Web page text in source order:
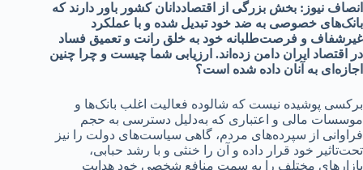
انصاف نیوز: بخش بزرگی از اقتصاددانان کشور باور دارند که
بانک‌های خصوصی به ضد خود تبدیل شده و با عملکرد
غیرشفاف و فرصت‌طلبانه خود به خلق رانت و تعمیق فساد
در اقتصاد ایران دامن زده‌اند. ارزیابی شما چیست و چرا چنین
اجازه‌ای به آنان داده شده است؟
برکسی پوشیده نیست که شالوده فعالیت اغلب بانک‌ها و
موسسات مالی و اعتباری که به‌دلیل دسترسی به حجم
فراوانی از سپرده‌های مردم، گاهی سیاست‌های دولت را نیز
تحت‌تاثیر خود قرار داده و آن را خنثی و با رشد حبابی،
بازارهای مختلف را به سمت منافع شخصی خود هدایت